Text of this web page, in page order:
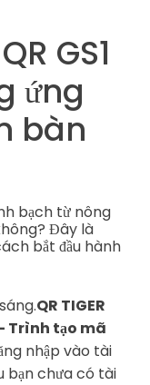
GS1
ứng
bàn
bạch từ nông
Đây là
bắt đầu hành
QR TIGER
Trình tạo mã
nhập vào tài
bạn chưa có tài